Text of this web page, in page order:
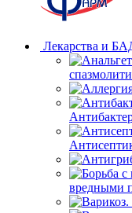
Лекарства и
вредными